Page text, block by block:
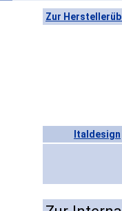
Zur
Italdesign